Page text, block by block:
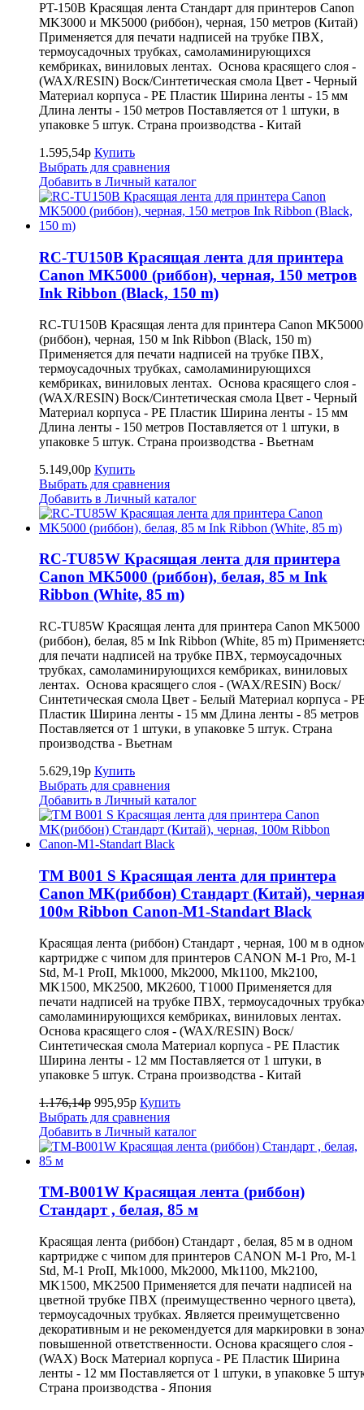
PT-150B Красящая лента Стандарт для принтеров Canon
MK3000 и MK5000 (риббон), черная, 150 метров (Китай)
Применяется для печати надписей на трубке ПВХ,
термоусадочных трубках, самоламинирующихся
кембриках, виниловых лентах. Основа красящего слоя -
(WAX/RESIN) Воск/Синтетическая смола Цвет - Черный
Материал корпуса - PE Пластик Ширина ленты - 15 мм
Длина ленты - 150 метров Поставляется от 1 штуки, в
упаковке 5 штук. Страна производства - Китай
1.595,54р Купить
Выбрать для сравнения
Добавить в Личный каталог
RC-TU150B Красящая лента для принтера
Canon MK5000 (риббон), черная, 150 метров
Ink Ribbon (Black, 150 m)
RC-TU150B Красящая лента для принтера Canon MK5000
(риббон), черная, 150 м Ink Ribbon (Black, 150 m)
Применяется для печати надписей на трубке ПВХ,
термоусадочных трубках, самоламинирующихся
кембриках, виниловых лентах. Основа красящего слоя -
(WAX/RESIN) Воск/Синтетическая смола Цвет - Черный
Материал корпуса - PE Пластик Ширина ленты - 15 мм
Длина ленты - 150 метров Поставляется от 1 штуки, в
упаковке 5 штук. Страна производства - Вьетнам
5.149,00р Купить
Выбрать для сравнения
Добавить в Личный каталог
RC-TU85W Красящая лента для принтера
Canon MK5000 (риббон), белая, 85 м Ink
Ribbon (White, 85 m)
RC-TU85W Красящая лента для принтера Canon MK5000
(риббон), белая, 85 м Ink Ribbon (White, 85 m)
для печати надписей на трубке ПВХ, термоусадочных
трубках, самоламинирующихся кембриках, виниловых
лентах. Основа красящего слоя - (WAX/RESIN) Воск/
Синтетическая смола Цвет - Белый Материал корпуса -
Пластик Ширина ленты - 15 мм Длина ленты - 85 метров
Поставляется от 1 штуки, в упаковке 5 штук. Страна
производства - Вьетнам
5.629,19р Купить
Выбрать для сравнения
Добавить в Личный каталог
TM B001 S Красящая лента для принтера
Canon MK(риббон) Стандарт (Китай),
100м Ribbon Canon-M1-Standart Black
Красящая лента (риббон) Стандарт , черная, 100 м в
картридже с чипом для принтеров CANON M-1 Pro, M-1
Std, M-1 ProII, Mk1000, Mk2000, Mk1100, Mk2100,
MK1500, MK2500, МК2600, Т1000 Применяется для
печати надписей на трубке ПВХ, термоусадочных
самоламинирующихся кембриках, виниловых лентах.
Основа красящего слоя - (WAX/RESIN) Воск/
Синтетическая смола Материал корпуса - PE Пластик
Ширина ленты - 12 мм Поставляется от 1 штуки, в
упаковке 5 штук. Страна производства - Китай
1.176,14р 995,95р Купить
Выбрать для сравнения
Добавить в Личный каталог
TM-B001W Красящая лента (риббон)
Стандарт , белая, 85 м
Красящая лента (риббон) Стандарт , белая, 85 м в одном
картридже с чипом для принтеров CANON M-1 Pro, M-1
Std, M-1 ProII, Mk1000, Mk2000, Mk1100, Mk2100,
MK1500, MK2500 Применяется для печати надписей на
цветной трубке ПВХ (преимущественно черного цвета),
термоусадочных трубках. Является преимущетсвенно
декоративным и не рекомендуется для маркировки в
повышенной ответственности. Основа красящего слоя -
(WAX) Воск Материал корпуса - PE Пластик Ширина
ленты - 12 мм Поставляется от 1 штуки, в упаковке 5
Страна производства - Япония